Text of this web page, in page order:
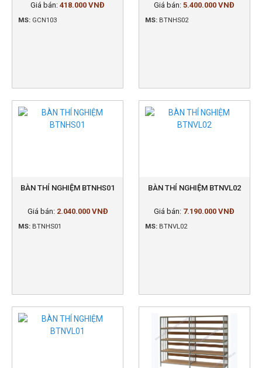
Giá bán:418.000 VNĐ
MS: GCN103
Giá bán:5.400.000 VNĐ
MS:BTNHS02
BÀN THÍ NGHIỆM BTNHS01
Giá bán: 2.040.000 VNĐ
MS: BTNHS01
BÀN THÍ NGHIỆM BTNVL02
Giá bán: 7.190.000 VNĐ
MS:BTNVL02